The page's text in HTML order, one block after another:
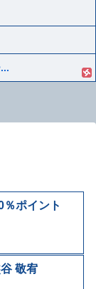
％ポイント
谷 敬宥